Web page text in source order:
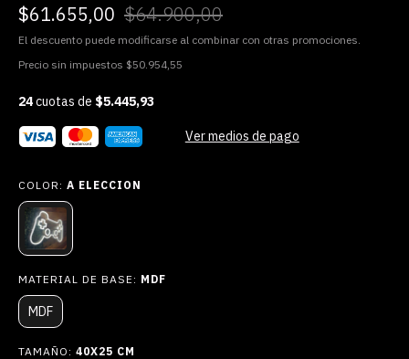
$61.655,00 $64.900,00
El descuento puede modificarse al combinar con otras promociones.
Precio sin impuestos $50.954,55
24cuotas de $5.445,93
Ver medios de pago
COLOR: A ELECCION
MATERIAL DE BASE: MDF
MDF
TAMAÑO: 40X25 CM